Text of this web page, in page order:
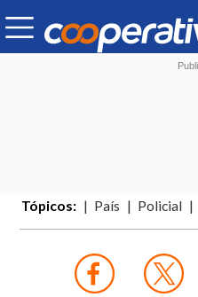
Tópicos: País Policial